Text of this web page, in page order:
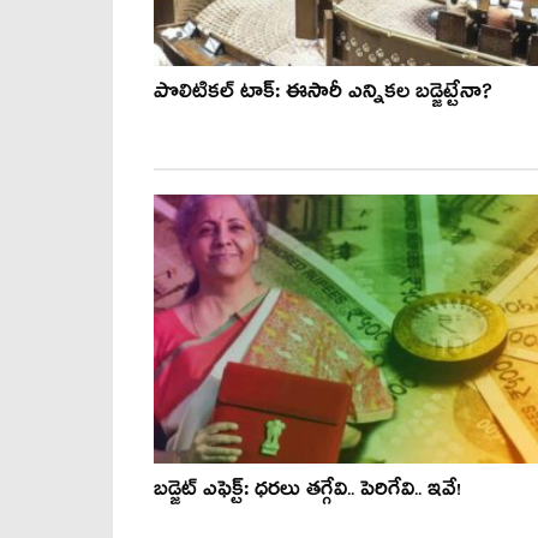
పొలిటిక‌ల్ టాక్‌: ఈసారీ ఎన్నిక‌ల బ‌డ్జెట్టేనా?
బ‌డ్జెట్ ఎఫెక్ట్‌: ధ‌ర‌లు త‌గ్గేవి.. పెరిగేవి.. ఇవే!